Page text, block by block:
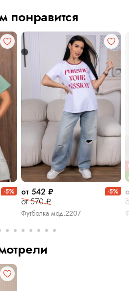
понравится
-5%
от 542 ₽
от 570 ₽
-5%
Футболка мод.2207